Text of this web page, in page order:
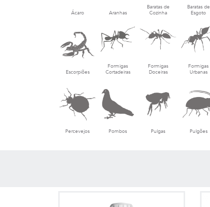
Ácaro Aranhas
Baratas de
Cozinha
Baratas de
Esgoto
Escorpiões
Formigas
Cortadeiras
Formigas
Doceiras
Formigas
Urbanas
Percevejos Pombos Pulgas Pulgões